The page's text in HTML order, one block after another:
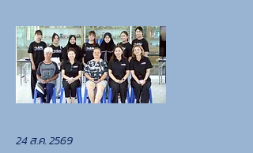
24 ส.ค. 2569